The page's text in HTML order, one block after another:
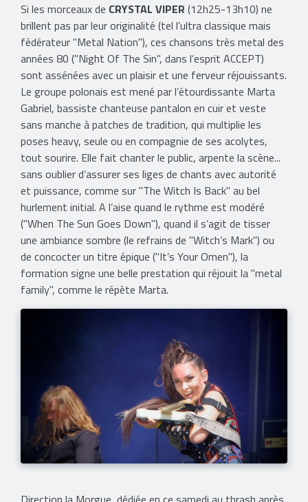
Si les morceaux de CRYSTAL VIPER (12h25-13h10) ne
brillent pas par leur originalité (tel l’ultra classique mais
fédérateur "Metal Nation"), ces chansons très metal des
années 80 ("Night Of The Sin", dans l’esprit ACCEPT)
sont assénées avec un plaisir et une ferveur réjouissants.
Le groupe polonais est mené par l’étourdissante Marta
Gabriel, bassiste chanteuse pantalon en cuir et veste
sans manche à patches de tradition, qui multiplie les
poses heavy, seule ou en compagnie de ses acolytes,
tout sourire. Elle fait chanter le public, arpente la scène...
sans oublier d’assurer ses liges de chants avec autorité
et puissance, comme sur "The Witch Is Back" au bel
hurlement initial. A l’aise quand le rythme est modéré
("When The Sun Goes Down"), quand il s’agit de tisser
une ambiance sombre (le refrains de "Witch’s Mark") ou
de concocter un titre épique ("It’s Your Omen"), la
formation signe une belle prestation qui réjouit la "metal
family", comme le répète Marta.